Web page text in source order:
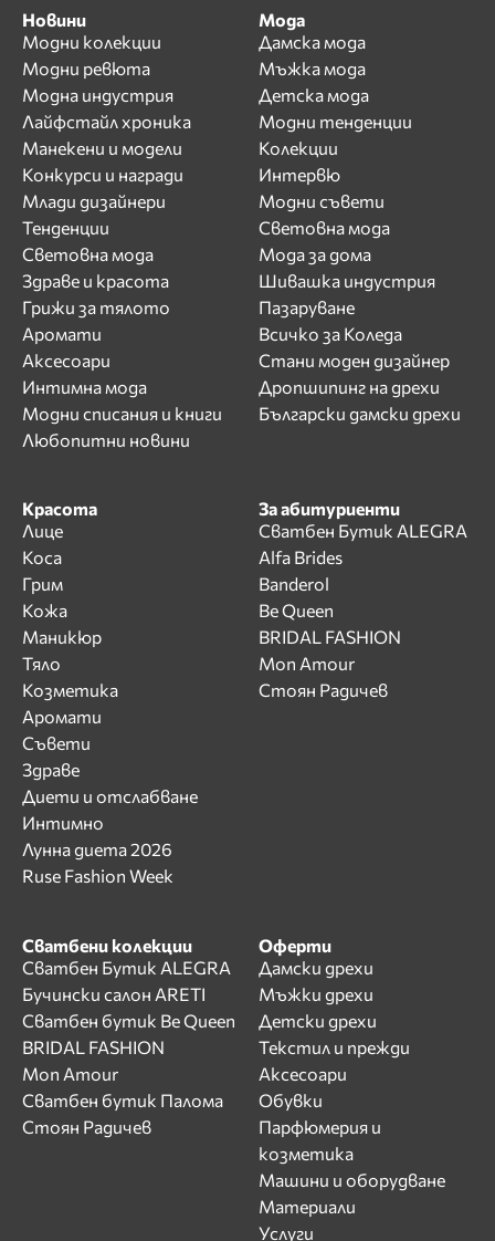
Новини
Модни колекции
Модни ревюта
Модна индустрия
Лайфстайл хроника
Манекени и модели
Конкурси и награди
Млади дизайнери
Тенденции
Световна мода
Здраве и красота
Грижи за тялото
Аромати
Аксесоари
Интимна мода
Модни списания и книги
Любопитни новини
Мода
Дамска мода
Мъжка мода
Детска мода
Модни тенденции
Колекции
Интервю
Модни съвети
Световна мода
Мода за дома
Шивашка индустрия
Пазаруване
Всичко за Коледа
Стани моден дизайнер
Дропшипинг на дрехи
Български дамски дрехи
Красота
Лице
Коса
Грим
Кожа
Маникюр
Тяло
Козметика
Аромати
Съвети
Здраве
Диети и отслабване
Интимно
Лунна диета 2026
Ruse Fashion Week
За абитуриенти
Сватбен Бутик ALEGRA
Alfa Brides
Banderol
Be Queen
BRIDAL FASHION
Mon Amour
Стоян Радичев
Сватбени колекции
Сватбен Бутик ALEGRA
Бучински салон ARETI
Сватбен бутик Be Queen
BRIDAL FASHION
Mon Amour
Сватбен бутик Палома
Стоян Радичев
Оферти
Дамски дрехи
Мъжки дрехи
Детски дрехи
Текстил и прежди
Аксесоари
Обувки
Парфюмерия и
козметика
Машини и оборудване
Материали
Услуги